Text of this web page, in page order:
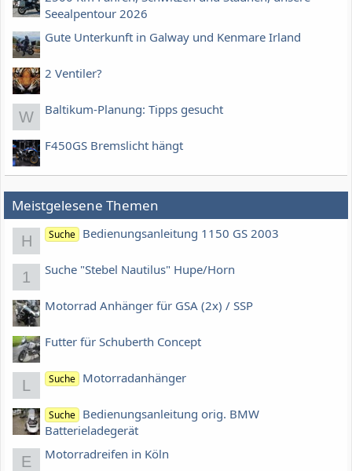
Seealpentour 2026
Gute Unterkunft in Galway und Kenmare Irland
2 Ventiler?
W Baltikum-Planung: Tipps gesucht
F450GS Bremslicht hängt
Meistgelesene Themen
H Suche Bedienungsanleitung 1150 GS 2003
1 Suche "Stebel Nautilus" Hupe/Horn
Motorrad Anhänger für GSA (2x) / SSP
Futter für Schuberth Concept
L Suche Motorradanhänger
Suche Bedienungsanleitung orig. BMW
Batterieladegerät
E Motorradreifen in Köln